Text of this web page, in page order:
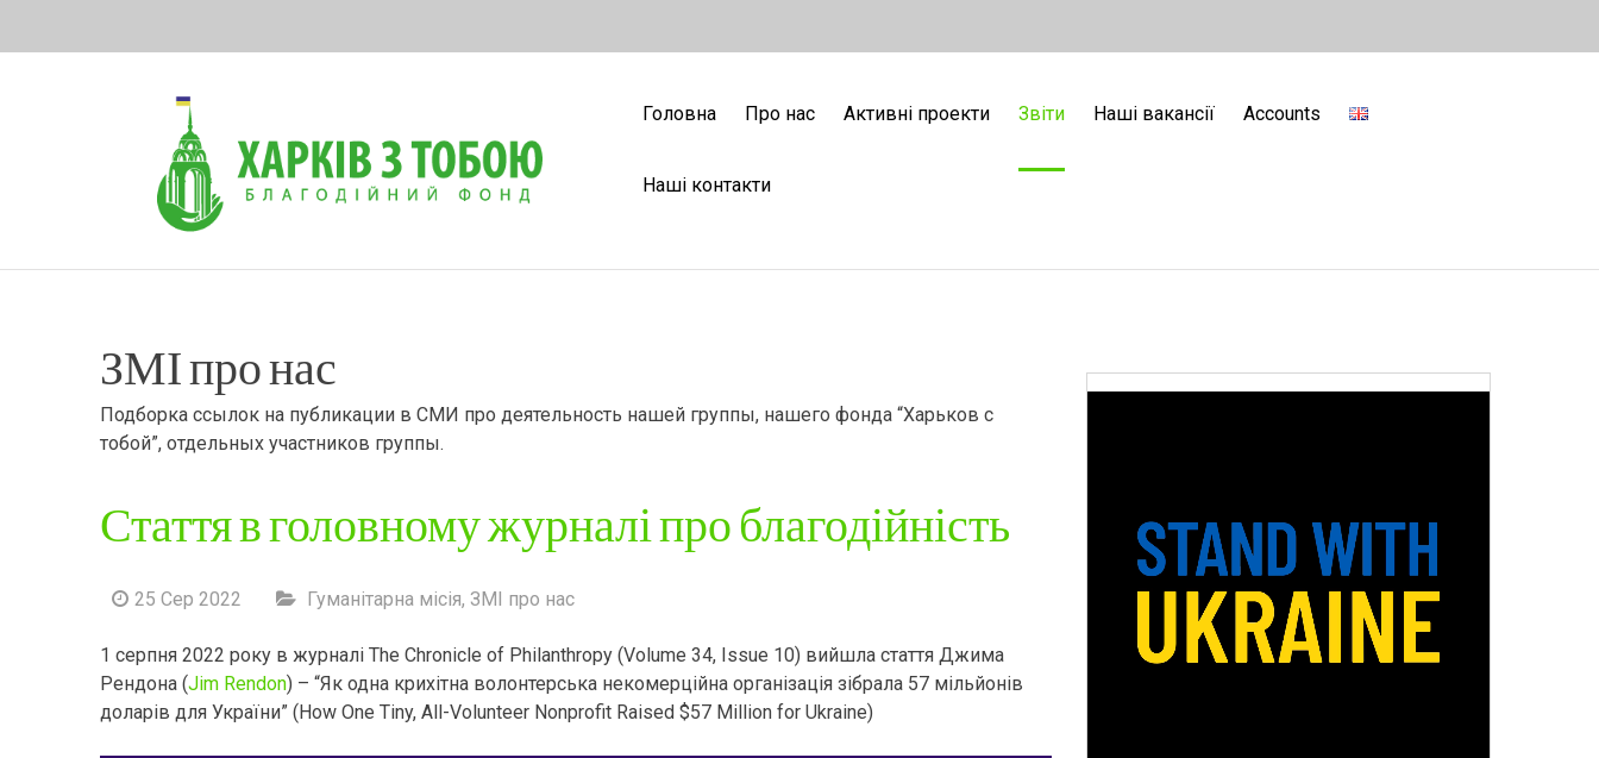
Головна
Про нас Активні проекти Звіти Наші вакансії Accounts
Наші контакти
ЗМІ про нас
Подборка ссылок на публикации в СМИ про деятельность нашей группы, нашего фонда “Харьков с
тобой”, отдельных участников группы.
Стаття в головному журналі про благодійність
25 Сер 2022 Гуманітарна місія, ЗМІ про нас
1 серпня 2022 року в журналі The Chronicle of Philanthropy (Volume 34, Issue 10) вийшла стаття Джима
Рендона (Jim Rendon) – “Як одна крихітна волонтерська некомерційна організація зібрала 57 мільйонів
доларів для України” (How One Tiny, All-Volunteer Nonprofit Raised $57 Million for Ukraine)